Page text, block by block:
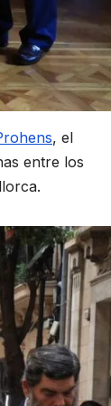
, el
entre los